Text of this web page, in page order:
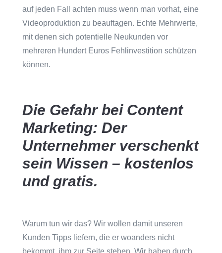
auf jeden Fall achten muss wenn man vorhat, eine
Videoproduktion zu beauftagen. Echte Mehrwerte,
mit denen sich potentielle Neukunden vor
mehreren Hundert Euros Fehlinvestition schützen
können.
Die Gefahr bei Content
Marketing: Der
Unternehmer verschenkt
sein Wissen – kostenlos
und gratis.
Warum tun wir das? Wir wollen damit unseren
Kunden Tipps liefern, die er woanders nicht
bekommt, ihm zur Seite stehen. Wir haben durch